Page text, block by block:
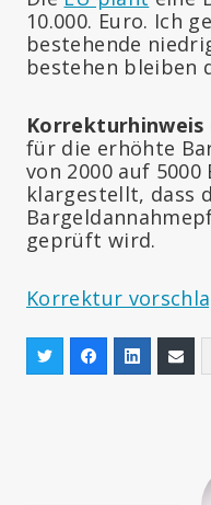
10.000. Euro. Ich
bestehende
bestehen bleiben
Korrekturhinweis
für die erhöhte
von 2000 auf
klargestellt, dass
geprüft wird.
Korrektur